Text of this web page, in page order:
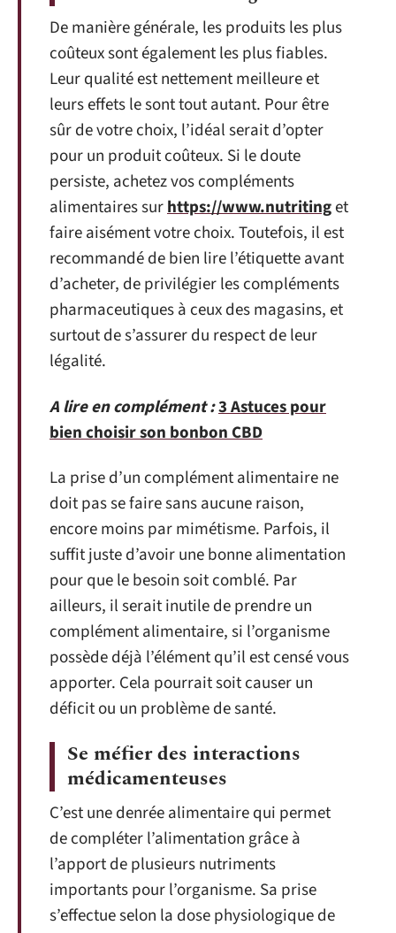
De manière générale, les produits les plus
coûteux sont également les plus fiables.
Leur qualité est nettement meilleure et
leurs effets le sont tout autant. Pour être
sûr de votre choix, l’idéal serait d’opter
pour un produit coûteux. Si le doute
persiste, achetez vos compléments
alimentaires surhttps://www.nutritinget
faire aisément votre choix. Toutefois, il est
recommandé de bien lire l’étiquette avant
d’acheter, de privilégier les compléments
pharmaceutiques à ceux des magasins, et
surtout de s’assurer du respect de leur
légalité.
A lire en complément :3 Astuces pour
bien choisir son bonbon CBD
La prise d’un complément alimentaire ne
doit pas se faire sans aucune raison,
encore moins par mimétisme. Parfois, il
suffit juste d’avoir une bonne alimentation
pour que le besoin soit comblé. Par
ailleurs, il serait inutile de prendre un
complément alimentaire, si l’organisme
possède déjà l’élément qu’il est censé vous
apporter. Cela pourrait soit causer un
déficit ou un problème de santé.
Se méfier des interactions
médicamenteuses
C’est une denrée alimentaire qui permet
de compléter l’alimentation grâce à
l’apport de plusieurs nutriments
importants pour l’organisme. Sa prise
s’effectue selon la dose physiologique de